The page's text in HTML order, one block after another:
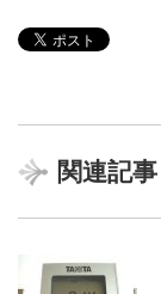
関連記事